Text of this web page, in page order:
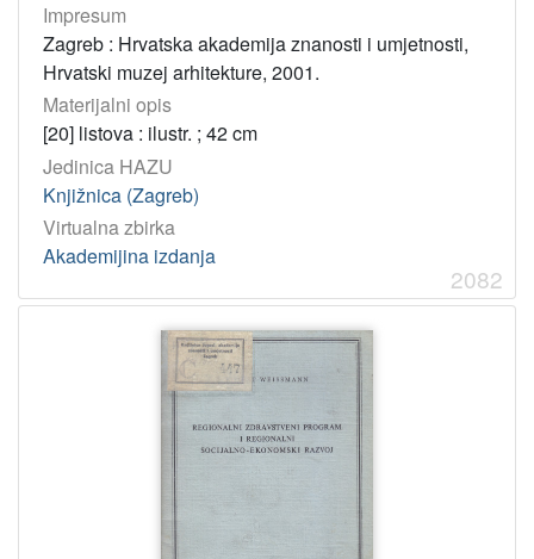
Impresum
Zagreb : Hrvatska akademija znanosti i umjetnosti,
Hrvatski muzej arhitekture, 2001.
Materijalni opis
[20] listova : ilustr. ; 42 cm
Jedinica HAZU
Knjižnica (Zagreb)
Virtualna zbirka
Akademijina izdanja
2082